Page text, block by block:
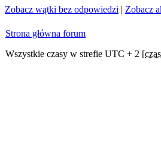
Zobacz wątki bez odpowiedzi | Zobacz
Strona główna forum
Wszystkie czasy w strefie UTC + 2 [